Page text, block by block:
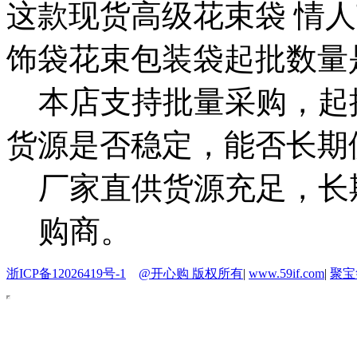
这款现货高级花束袋 情
饰袋花束包装袋起批数
本店支持批量采购，
货源是否稳定，能否长期
厂家直供货源充足，
购商。
浙ICP备12026419号-1 @开心购 版权所有| www.59if.com| 聚